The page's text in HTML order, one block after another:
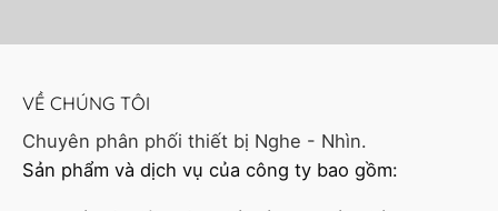
VỀ CHÚNG TÔI
Chuyên phân phối thiết bị Nghe - Nhìn.
Sản phẩm và dịch vụ của công ty bao gồm: